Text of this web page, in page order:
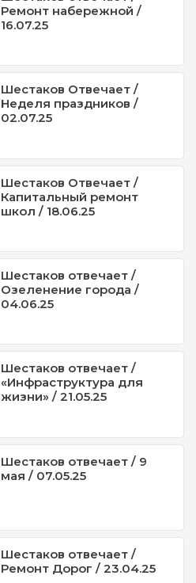
Ремонт набережной /
16.07.25
Шестаков Отвечает /
Неделя праздников /
02.07.25
Шестаков Отвечает /
Капитальный ремонт
школ / 18.06.25
Шестаков отвечает /
Озеленение города /
04.06.25
Шестаков отвечает /
«Инфраструктура для
жизни» / 21.05.25
Шестаков отвечает / 9
мая / 07.05.25
Шестаков отвечает /
Ремонт Дорог / 23.04.25